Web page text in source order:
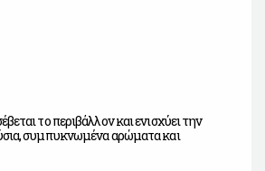
το περιβάλλον και ενισχύει την
συμπυκνωμένα αρώματα και